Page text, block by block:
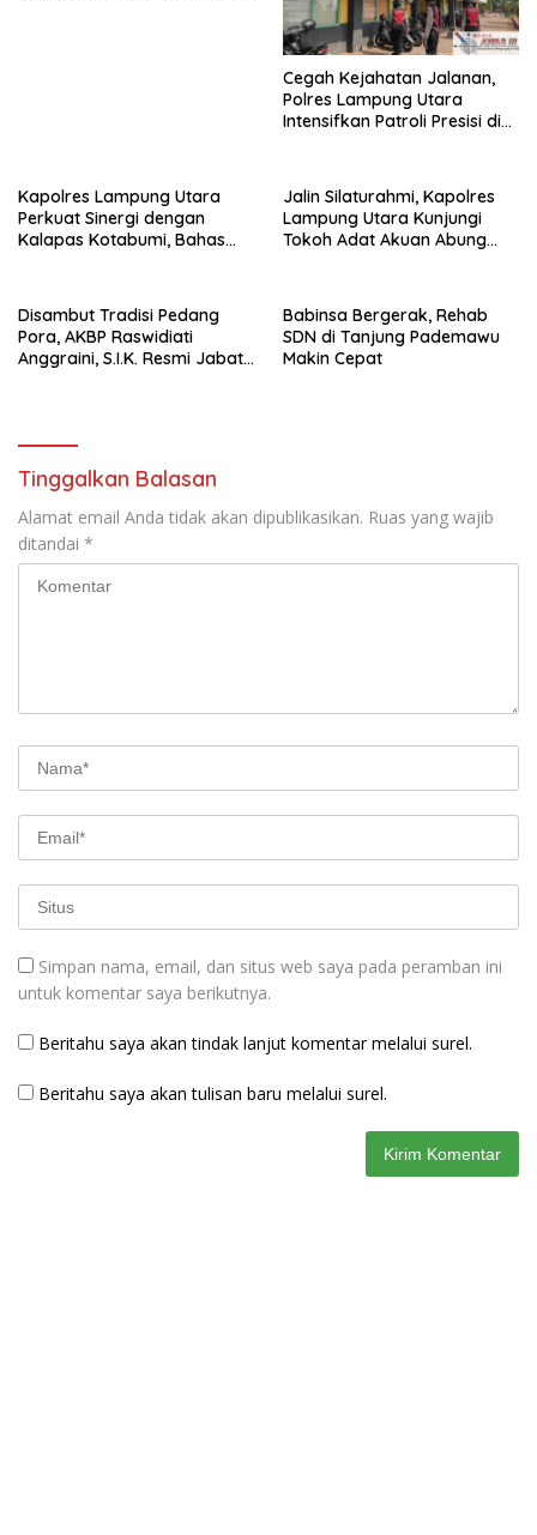
Cegah Kejahatan Jalanan,
Polres Lampung Utara
Intensifkan Patroli Presisi di
Kapolres Lampung Utara
Perkuat Sinergi dengan
Kalapas Kotabumi, Bahas
Jalin Silaturahmi, Kapolres
Lampung Utara Kunjungi
Tokoh Adat Akuan Abung
Disambut Tradisi Pedang
Pora, AKBP Raswidiati
Anggraini, S.I.K. Resmi Jabat
Babinsa Bergerak, Rehab
SDN di Tanjung Pademawu
Makin Cepat
Tinggalkan Balasan
Alamat email Anda tidak akan dipublikasikan. Ruas yang wajib
ditandai *
Simpan nama, email, dan situs web saya pada peramban ini
untuk komentar saya berikutnya.
Beritahu saya akan tindak lanjut komentar melalui surel.
Beritahu saya akan tulisan baru melalui surel.